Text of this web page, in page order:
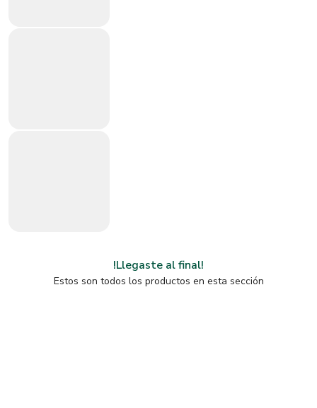
!Llegaste al final!
Estos son todos los productos en esta sección